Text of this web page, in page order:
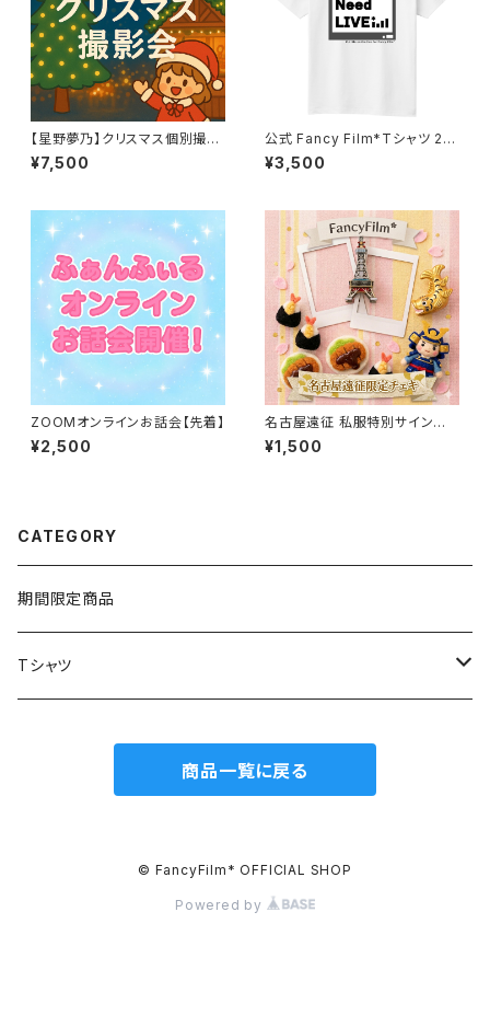
【星野夢乃】クリスマス個別撮影
会※先着販売
¥7,500
公式 Fancy Film*Tシャツ 20
24
¥3,500
ZOOMオンラインお話会【先着】
¥2,500
名古屋遠征 私服特別サイン入り
チェキ
¥1,500
CATEGORY
期間限定商品
Tシャツ
商品一覧に戻る
© FancyFilm* OFFICIAL SHOP
Powered by